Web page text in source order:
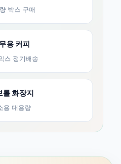
박스 구매
용 커피
스 정기배송
롤 화장지
용 대용량